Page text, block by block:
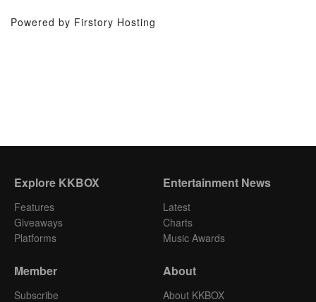
Powered by Firstory Hosting
Explore KKBOX
Features
Giveaways
Platforms
Entertainment News
Latest
Charts
Music Awards
Member
Subscribe
About
About KKBOX